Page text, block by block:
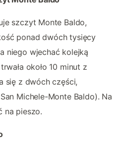
szczyt Monte Baldo,
ponad dwóch tysięcy
niego wjechać kolejką
około 10 minut z
się z dwóch części,
Michele-Monte Baldo). Na
na pieszo.